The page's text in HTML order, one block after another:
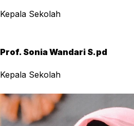
Kepala Sekolah
Prof. Sonia Wandari S.pd
Kepala Sekolah